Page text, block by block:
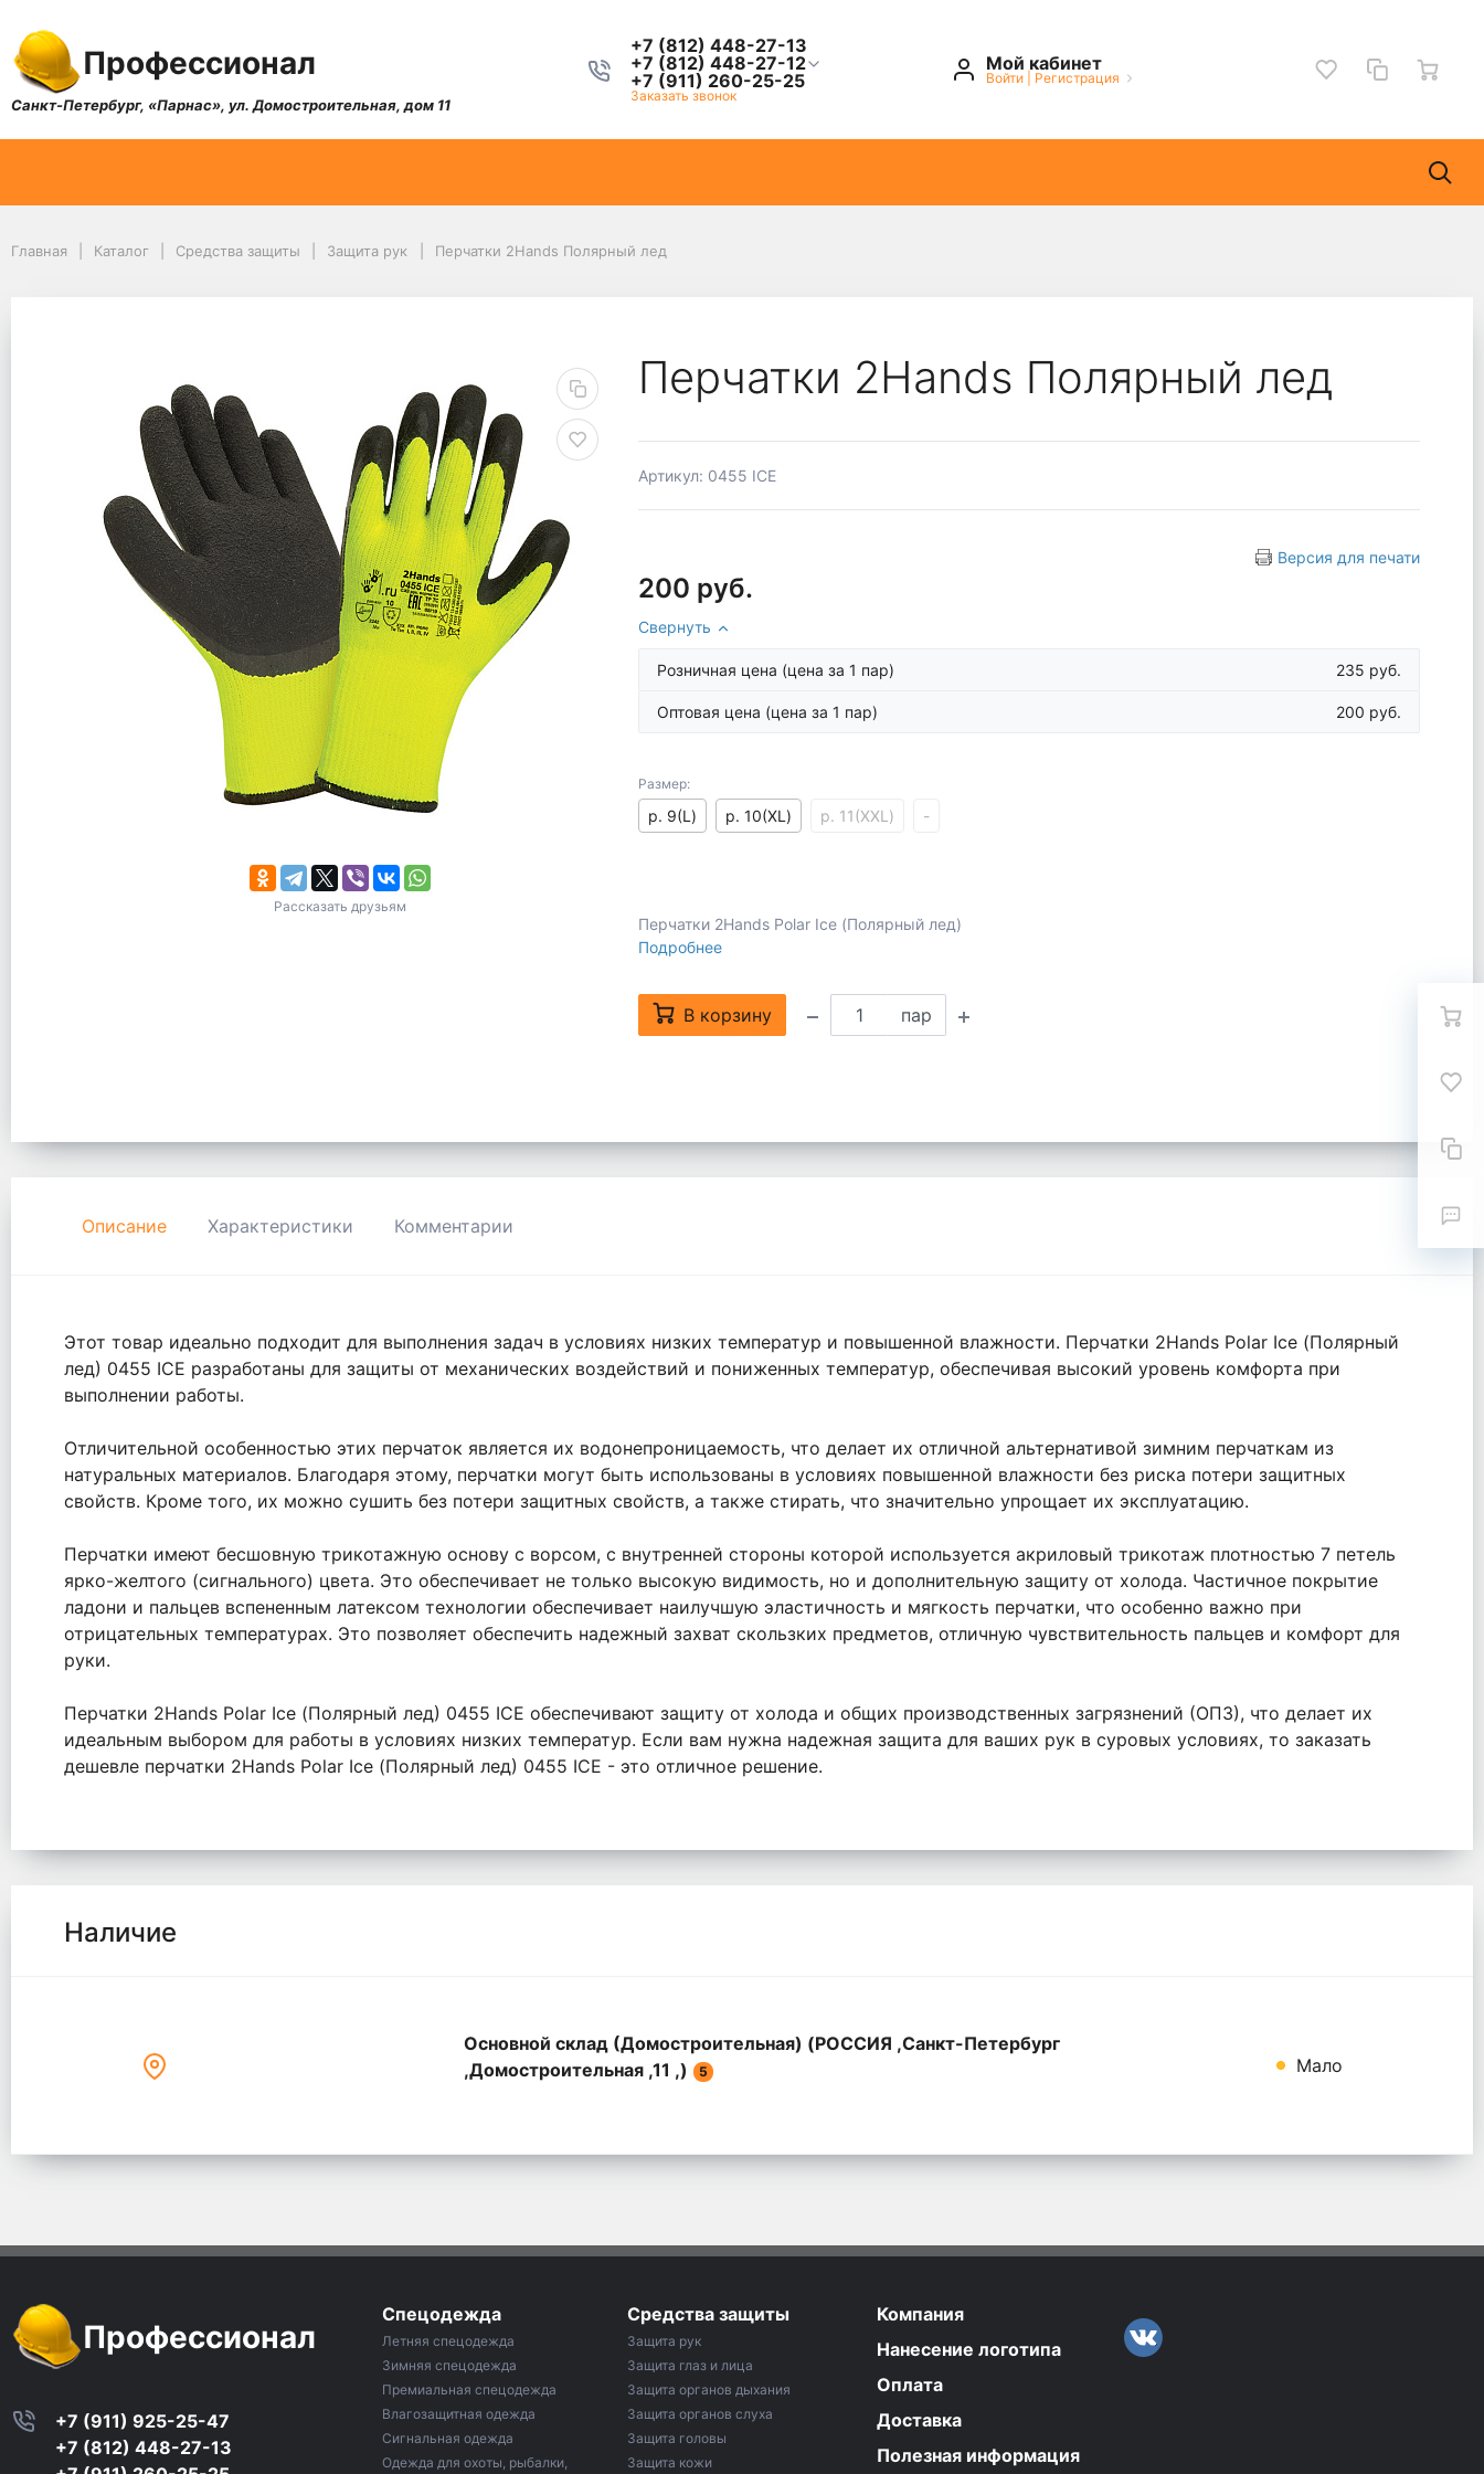
Профессионал
Санкт-Петербург, «Парнас», ул. Домостроительная, дом 11
+7 (812) 448-27-13
+7 (812) 448-27-12
+7 (911) 260-25-25
Заказать звонок
Мой кабинет
Войти Регистрация
Главная Каталог Средства защиты Защита рук Перчатки 2Hands Полярный лед
Рассказать друзьям
Перчатки 2Hands Полярный лед
Артикул: 0455 ICE
Версия для печати
200 руб.
Свернуть
Розничная цена (цена за 1 пар) 235 руб.
Оптовая цена (цена за 1 пар) 200 руб.
Размер:
р. 9(L) р. 10(XL) р. 11(XXL) -
Перчатки 2Hands Polar Iсe (Полярный лед)
Подробнее
В корзину пар
Описание Характеристики Комментарии
Этот товар идеально подходит для выполнения задач в условиях низких температур и повышенной влажности. Перчатки 2Hands Polar Ice (Полярный
лед) 0455 ICE разработаны для защиты от механических воздействий и пониженных температур, обеспечивая высокий уровень комфорта при
выполнении работы.
Отличительной особенностью этих перчаток является их водонепроницаемость, что делает их отличной альтернативой зимним перчаткам из
натуральных материалов. Благодаря этому, перчатки могут быть использованы в условиях повышенной влажности без риска потери защитных
свойств. Кроме того, их можно сушить без потери защитных свойств, а также стирать, что значительно упрощает их эксплуатацию.
Перчатки имеют бесшовную трикотажную основу с ворсом, с внутренней стороны которой используется акриловый трикотаж плотностью 7 петель
ярко-желтого (сигнального) цвета. Это обеспечивает не только высокую видимость, но и дополнительную защиту от холода. Частичное покрытие
ладони и пальцев вспененным латексом технологии обеспечивает наилучшую эластичность и мягкость перчатки, что особенно важно при
отрицательных температурах. Это позволяет обеспечить надежный захват скользких предметов, отличную чувствительность пальцев и комфорт для
руки.
Перчатки 2Hands Polar Ice (Полярный лед) 0455 ICE обеспечивают защиту от холода и общих производственных загрязнений (ОПЗ), что делает их
идеальным выбором для работы в условиях низких температур. Если вам нужна надежная защита для ваших рук в суровых условиях, то заказать
дешевле перчатки 2Hands Polar Ice (Полярный лед) 0455 ICE - это отличное решение.
Наличие
Основной склад (Домостроительная) (РОССИЯ ,Санкт-Петербург
,Домостроительная ,11 ,)
5 Мало
Профессионал
+7 (911) 925-25-47
+7 (812) 448-27-13
Спецодежда
Летняя спецодежда
Зимняя спецодежда
Премиальная спецодежда
Влагозащитная одежда
Сигнальная одежда
Одежда для охоты, рыбалки,
Средства защиты
Защита рук
Защита глаз и лица
Защита органов дыхания
Защита органов слуха
Защита головы
Защита кожи
Компания
Нанесение логотипа
Оплата
Доставка
Полезная информация